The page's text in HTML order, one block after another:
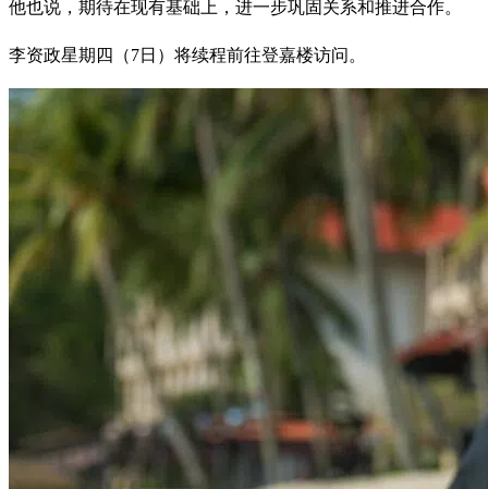
他也说，期待在现有基础上，进一步巩固关系和推进合作。
李资政星期四（7日）将续程前往登嘉楼访问。